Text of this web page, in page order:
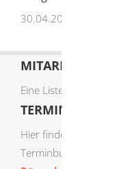
30.04.2024
MITARBEITERLISTE
Eine Liste der Mitarbeiter
TERMIN ONLINE
Hier finden Sie die
Terminbuchung: